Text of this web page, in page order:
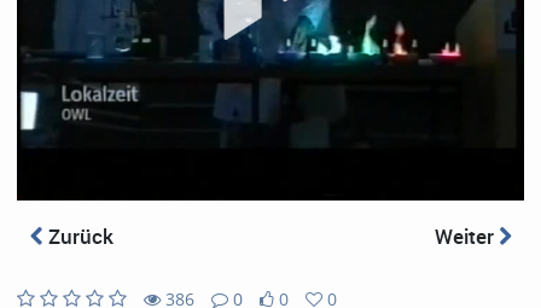
Zurück Weiter
386
0
0
0